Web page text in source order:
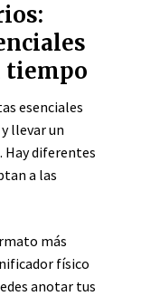
tiempo
esenciales
llevar un
Hay diferentes
a las
más
físico
anotar tus